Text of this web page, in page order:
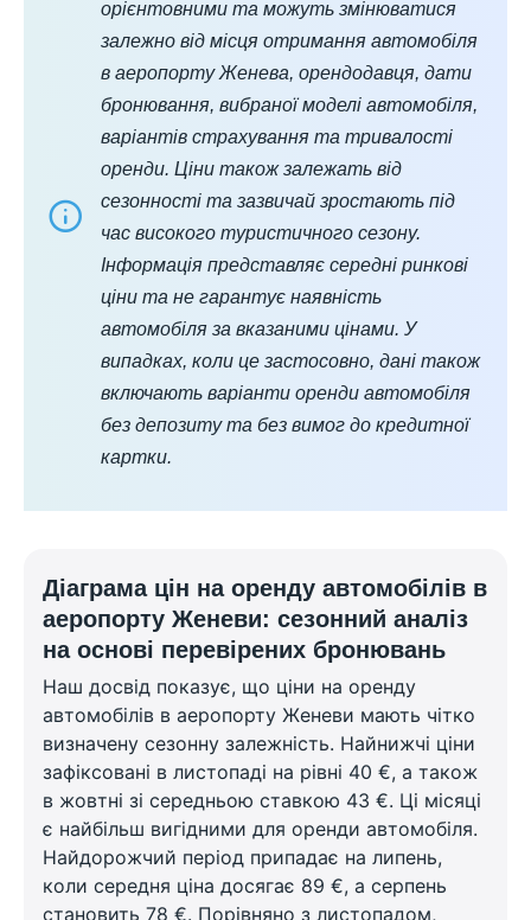
орієнтовними та можуть змінюватися
залежно від місця отримання автомобіля
в аеропорту Женева, орендодавця, дати
бронювання, вибраної моделі автомобіля,
варіантів страхування та тривалості
оренди. Ціни також залежать від
сезонності та зазвичай зростають під
час високого туристичного сезону.
Інформація представляє середні ринкові
ціни та не гарантує наявність
автомобіля за вказаними цінами. У
випадках, коли це застосовно, дані також
включають варіанти оренди автомобіля
без депозиту та без вимог до кредитної
картки.
Діаграма цін на оренду автомобілів в
аеропорту Женеви: сезонний аналіз
на основі перевірених бронювань
Наш досвід показує, що ціни на оренду
автомобілів в аеропорту Женеви мають чітко
визначену сезонну залежність. Найнижчі ціни
зафіксовані в листопаді на рівні 40 €, а також
в жовтні зі середньою ставкою 43 €. Ці місяці
є найбільш вигідними для оренди автомобіля.
Найдорожчий період припадає на липень,
коли середня ціна досягає 89 €, а серпень
становить 78 €. Порівняно з листопадом,